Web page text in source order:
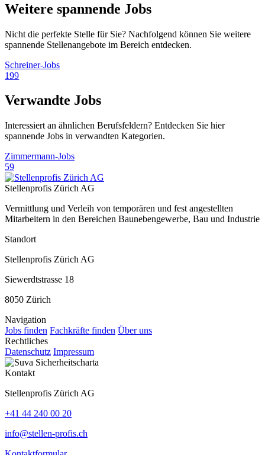
Weitere spannende Jobs
Nicht die perfekte Stelle für Sie? Nachfolgend können Sie weitere
spannende Stellenangebote im Bereich entdecken.
Schreiner-Jobs
199
Verwandte Jobs
Interessiert an ähnlichen Berufsfeldern? Entdecken Sie hier
spannende Jobs in verwandten Kategorien.
Zimmermann-Jobs
59
Stellenprofis Zürich AG
Vermittlung und Verleih von temporären und fest angestellten
Mitarbeitern in den Bereichen Baunebengewerbe, Bau und Industrie
Standort
Stellenprofis Zürich AG
Siewerdtstrasse 18
8050 Zürich
Navigation
Jobs finden Fachkräfte finden Über uns
Rechtliches
Datenschutz Impressum
Kontakt
Stellenprofis Zürich AG
+41 44 240 00 20
info@stellen-profis.ch